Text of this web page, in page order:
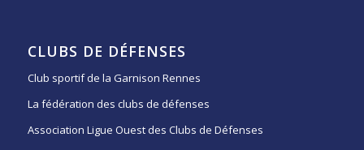
CLUBS DE DÉFENSES
Club sportif de la Garnison Rennes
La fédération des clubs de défenses
Association Ligue Ouest des Clubs de Défenses